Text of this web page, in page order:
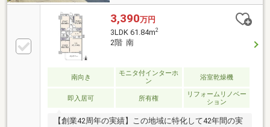
3,390万円
3LDK 61.84m2
2階 南
南向き
モニタ付インターホ
ン
浴室乾燥機
即入居可 所有権
リフォームリノベー
ション
【創業42周年の実績】この地域に特化して42年間の実